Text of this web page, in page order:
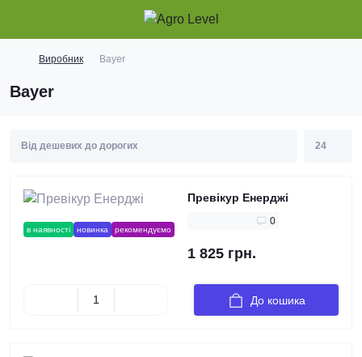
Виробник Bayer
Bayer
в наявності новинка рекомендуємо
Превікур Енерджі
0
1 825 грн.
До кошика